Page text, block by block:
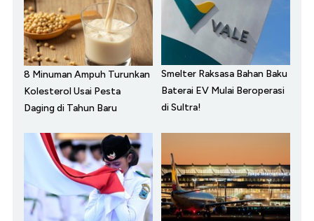
8 Minuman Ampuh Turunkan
Kolesterol Usai Pesta
Daging di Tahun Baru
Smelter Raksasa Bahan Baku
Baterai EV Mulai Beroperasi
di Sultra!